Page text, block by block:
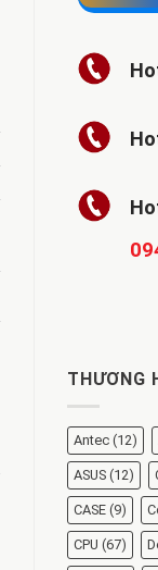
THƯƠNG
Antec (12)
ASUS (12)
CASE (9)
CPU (67)